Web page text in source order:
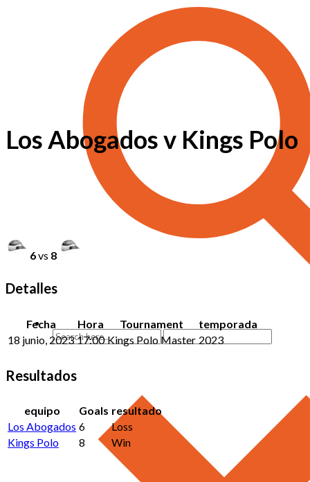
Los Abogados v Kings Polo
6vs 8
Detalles
Fecha Hora Tournament
temporada
18 junio, 2023 17:00 Kings Polo Master 2023
Resultados
equipo Goals resultado
Los Abogados 6
Loss
Kings Polo
8 Win